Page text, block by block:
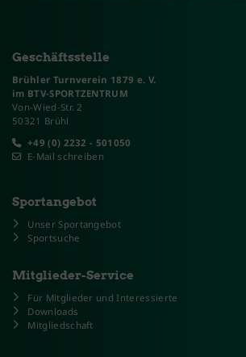
Geschäftsstelle
Brühler Turnverein 1879 e. V.
im BTV-SPORTZENTRUM
Von-Wied-Str. 2
50321 Brühl
+49 (0) 2232 - 501050
E-Mail schreiben
Sportangebot
Unser Sportangebot
Sportsuche
Mitglieder-Service
Für Mitglieder und Interessierte
Downloads
Mitgliedschaft